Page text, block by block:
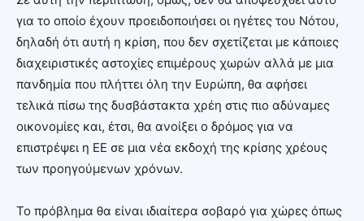
για το οποίο έχουν προειδοποιήσει οι ηγέτες του Νότου,
δηλαδή ότι αυτή η κρίση, που δεν σχετίζεται με κάποιες
διαχειριστικές αστοχίες επιμέρους χωρών αλλά με μια
πανδημία που πλήττει όλη την Ευρώπη, θα αφήσει
τελικά πίσω της δυσβάστακτα χρέη στις πιο αδύναμες
οικονομίες και, έτσι, θα ανοίξει ο δρόμος για να
επιστρέψει η ΕΕ σε μια νέα εκδοχή της κρίσης χρέους
των προηγούμενων χρόνων.
Το πρόβλημα θα είναι ιδιαίτερα σοβαρό για χώρες όπως